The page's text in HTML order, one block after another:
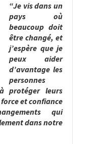
“Je vis dans un
pays où
beaucoup doit
être changé, et
j’espère que je
peux aider
d’avantage les
personnes
protéger leurs
et confiance
qui
dans notre